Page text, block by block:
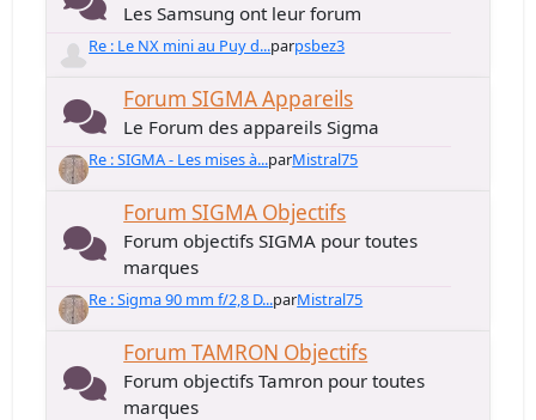
Les Samsung ont leur forum
Re : Le NX mini au Puy d...parpsbez3
Forum SIGMA Appareils
Le Forum des appareils Sigma
Re : SIGMA - Les mises à...parMistral75
Forum SIGMA Objectifs
Forum objectifs SIGMA pour toutes
marques
Re : Sigma 90 mm f/2,8 D...parMistral75
Forum TAMRON Objectifs
Forum objectifs Tamron pour toutes
marques